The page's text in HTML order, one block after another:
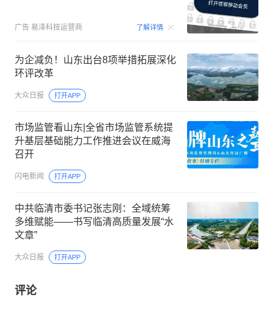
广告 易泽科技运营商 了解详情 00:15
为企减负！山东出台8项举措拓展深化
环评改革
大众日报 打开APP
市场监管看山东|全省市场监管系统提
升基层基础能力工作推进会议在威海
召开
闪电新闻 打开APP
中共临清市委书记张志刚：全域统筹
多维赋能——书写临清高质量发展“水
文章”
大众日报 打开APP
评论